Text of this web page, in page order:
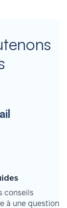
conseils
à une question